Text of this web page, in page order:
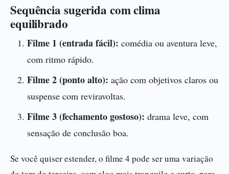
Sequência sugerida com clima
equilibrado
Filme 1 (entrada fácil): comédia ou aventura leve,
com ritmo rápido.
Filme 2 (ponto alto): ação com objetivos claros ou
suspense com reviravoltas.
Filme 3 (fechamento gostoso): drama leve, com
sensação de conclusão boa.
Se você quiser estender, o filme 4 pode ser uma variação